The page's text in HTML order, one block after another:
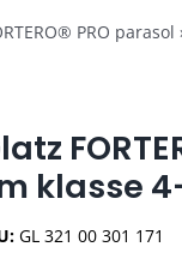
PRO parasol
klasse
GL 321 00 301 171